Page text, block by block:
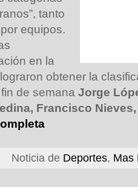
tanto
equipos.
en la
obtener la
de semana Jorge
Francisco
Noticia de Deportes, Mas